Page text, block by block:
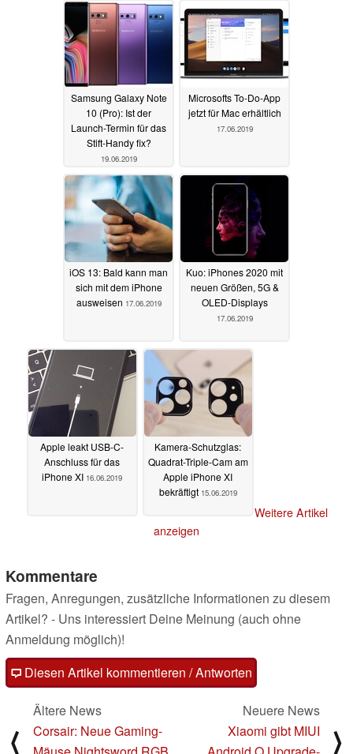
Samsung Galaxy Note
10 (Pro): Ist der
Launch-Termin für das
Stift-Handy fix?
19.06.2019
Microsofts To-Do-App
jetzt für Mac erhältlich
17.06.2019
iOS 13: Bald kann man
sich mit dem iPhone
ausweisen 17.06.2019
Kuo: iPhones 2020 mit
neuen Größen, 5G &
OLED-Displays
17.06.2019
Apple leakt USB-C-
Anschluss für das
iPhone XI 16.06.2019
Kamera-Schutzglas:
Quadrat-Triple-Cam am
Apple iPhone XI
bekräftigt 15.06.2019
Weitere Artikel
anzeigen
Kommentare
Fragen, Anregungen, zusätzliche Informationen zu diesem
Artikel? - Uns interessiert Deine Meinung (auch ohne
Anmeldung möglich)!
Diesen Artikel kommentieren / Antworten
⟨
Ältere News
Corsair: Neue Gaming-
Neuere News
Xiaomi gibt MIUI
⟩